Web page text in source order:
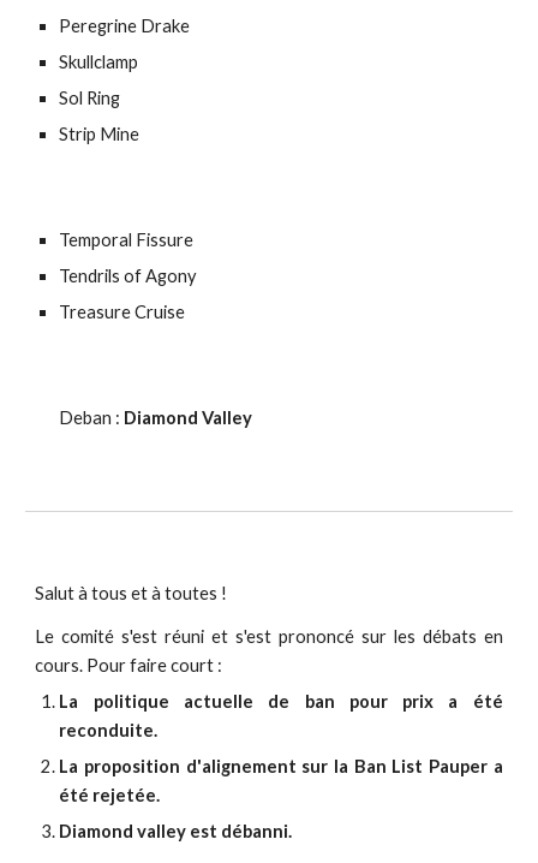
Peregrine Drake
Skullclamp
Sol Ring
Strip Mine
Temporal Fissure
Tendrils of Agony
Treasure Cruise
Deban : Diamond Valley
Salut à tous et à toutes !
Le comité s'est réuni et s'est prononcé sur les débats en
cours. Pour faire court :
La politique actuelle de ban pour prix a été
reconduite.
La proposition d'alignement sur la Ban List Pauper a
été rejetée.
Diamond valley est débanni.